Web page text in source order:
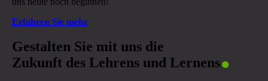
Erfahren Sie mehr
Gestalten Sie mit uns die
Zukunft des Lehrens und Lernens.